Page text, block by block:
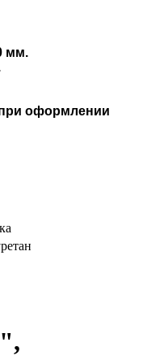
мм.
при оформлении